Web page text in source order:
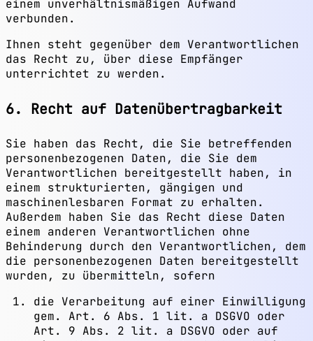
einem unverhältnismäßigen Aufwand
verbunden.
Ihnen steht gegenüber dem Verantwortlichen
das Recht zu, über diese Empfänger
unterrichtet zu werden.
6. Recht auf Datenübertragbarkeit
Sie haben das Recht, die Sie betreffenden
personenbezogenen Daten, die Sie dem
Verantwortlichen bereitgestellt haben, in
einem strukturierten, gängigen und
maschinenlesbaren Format zu erhalten.
Außerdem haben Sie das Recht diese Daten
einem anderen Verantwortlichen ohne
Behinderung durch den Verantwortlichen, dem
die personenbezogenen Daten bereitgestellt
wurden, zu übermitteln, sofern
die Verarbeitung auf einer Einwilligung
gem. Art. 6 Abs. 1 lit. a DSGVO oder
Art. 9 Abs. 2 lit. a DSGVO oder auf